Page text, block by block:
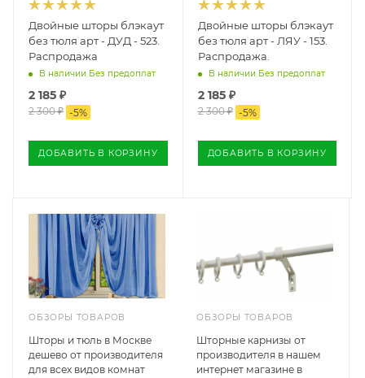
Двойные шторы блэкаут
без тюля арт - ДУД - 523.
Распродажа
В наличии Без предоплат
2 185 ₽
2 300₽ -5%
ДОБАВИТЬ В КОРЗИНУ
Двойные шторы блэкаут
без тюля арт - ЛЯУ - 153.
Распродажа.
В наличии Без предоплат
2 185₽
2 300₽ -5%
ДОБАВИТЬ В КОРЗИНУ
ОБЗОРЫ ТОВАРОВ
Шторы и тюль в Москве
дешево от производителя
для всех видов комнат
ОБЗОРЫ ТОВАРОВ
Шторные карнизы от
производителя в нашем
интернет магазине в